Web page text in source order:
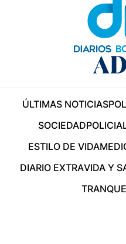
ÚLTIMAS NOTICIAS
SOCIEDAD
ESTILO DE VIDA
DIARIO EXTRAVIDA Y